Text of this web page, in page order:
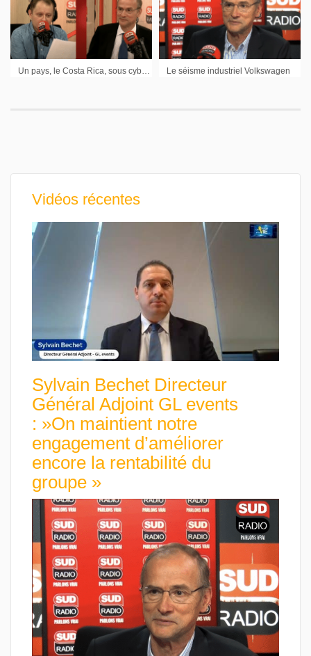
Le séisme industriel Volkswagen
Vidéos récentes
Sylvain Bechet Directeur
Général Adjoint GL events
: »On maintient notre
engagement d’améliorer
encore la rentabilité du
groupe »